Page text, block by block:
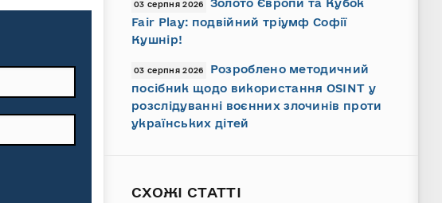
03 серпня 2026
Золото Європи та Кубок
Fair Play: подвійний тріумф Софії
Кушнір!
03 серпня 2026
Розроблено методичний
посібник щодо використання OSINT у
розслідуванні воєнних злочинів проти
українських дітей
СХОЖІ СТАТТІ